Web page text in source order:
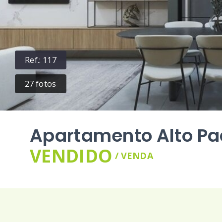
Ref.: 117
27fotos
Apartamento Alto
VENDIDO /VENDA